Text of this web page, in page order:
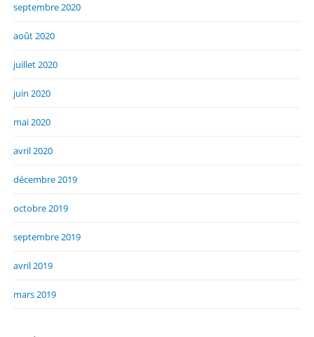
septembre 2020
août 2020
juillet 2020
juin 2020
mai 2020
avril 2020
décembre 2019
octobre 2019
septembre 2019
avril 2019
mars 2019